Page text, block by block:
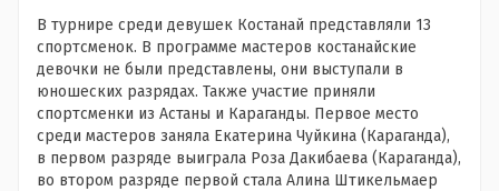
В турнире среди девушек Костанай представляли 13
спортсменок. В программе мастеров костанайские
девочки не были представлены, они выступали в
юношеских разрядах. Также участие приняли
спортсменки из Астаны и Караганды. Первое место
среди мастеров заняла Екатерина Чуйкина (Караганда),
в первом разряде выиграла Роза Дакибаева (Караганда),
во втором разряде первой стала Алина Штикельмаер